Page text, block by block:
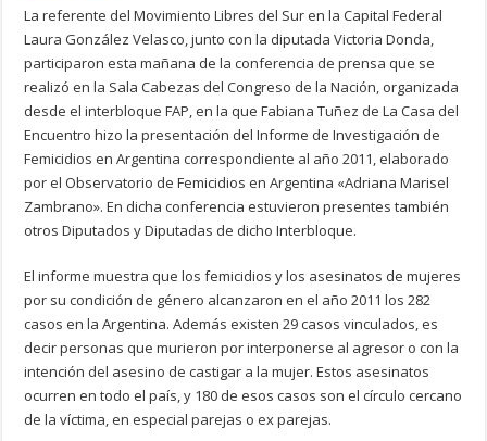
La referente del Movimiento Libres del Sur en la Capital Federal
Laura González Velasco, junto con la diputada Victoria Donda,
participaron esta mañana de la conferencia de prensa que se
realizó en la Sala Cabezas del Congreso de la Nación, organizada
desde el interbloque FAP, en la que Fabiana Tuñez de La Casa del
Encuentro hizo la presentación del Informe de Investigación de
Femicidios en Argentina correspondiente al año 2011, elaborado
por el Observatorio de Femicidios en Argentina «Adriana Marisel
Zambrano». En dicha conferencia estuvieron presentes también
otros Diputados y Diputadas de dicho Interbloque.
El informe muestra que los femicidios y los asesinatos de mujeres
por su condición de género alcanzaron en el año 2011 los 282
casos en la Argentina. Además existen 29 casos vinculados, es
decir personas que murieron por interponerse al agresor o con la
intención del asesino de castigar a la mujer. Estos asesinatos
ocurren en todo el país, y 180 de esos casos son el círculo cercano
de la víctima, en especial parejas o ex parejas.